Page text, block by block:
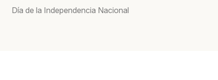
Día de la Independencia Nacional